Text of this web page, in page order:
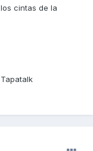
cintas de la
Tapatalk